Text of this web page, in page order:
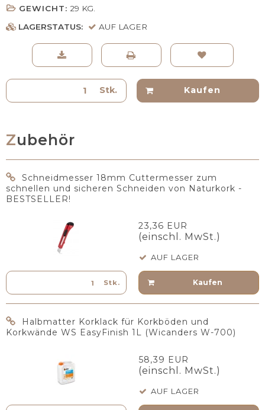
GEWICHT: 29 KG.
LAGERSTATUS:
AUF LAGER
Stk. Kaufen
Zubehör
Schneidmesser 18mm Cuttermesser zum
schnellen und sicheren Schneiden von Naturkork -
BESTSELLER!
23,36 EUR
(einschl. MwSt.)
AUF LAGER
Stk. Kaufen
Halbmatter Korklack für Korkböden und
Korkwände WS EasyFinish 1L (Wicanders W-700)
58,39 EUR
(einschl. MwSt.)
AUF LAGER